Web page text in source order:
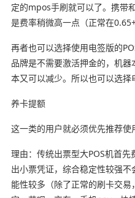
定的mpos手刷就可以了。携带
是费率稍微高一点（正常在
再者也可以选择使用电签版的
品牌是不需要激活押金的，机
本又可以减少。所以也可以选择
养卡提额
这一类的用户就必须优先推荐使
理由：传统出票型大POS机首先
出小票凭证，综合稳定性较强
能性较多（除了正常的刷卡交